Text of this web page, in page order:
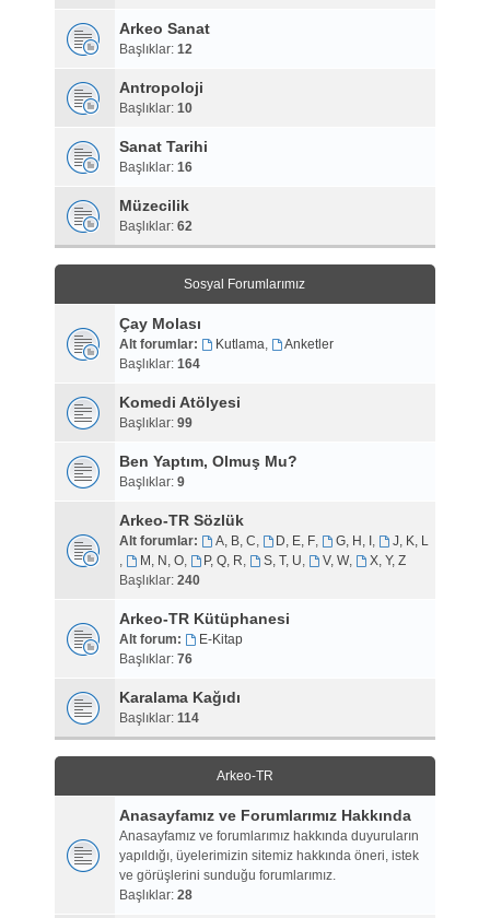
Arkeo Sanat
Başlıklar: 12
Antropoloji
Başlıklar: 10
Sanat Tarihi
Başlıklar: 16
Müzecilik
Başlıklar: 62
Sosyal Forumlarımız
Çay Molası
Alt forumlar: Kutlama,
Anketler
Başlıklar: 164
Komedi Atölyesi
Başlıklar: 99
Ben Yaptım, Olmuş Mu?
Başlıklar: 9
Arkeo-TR Sözlük
Alt forumlar: A, B, C, D, E, F, G, H, I ,
J, K, L
,
M, N, O, P, Q, R, S, T, U, V, W,
X, Y, Z
Başlıklar: 240
Arkeo-TR Kütüphanesi
Alt forum:
E-Kitap
Başlıklar: 76
Karalama Kağıdı
Başlıklar: 114
Arkeo-TR
Anasayfamız ve Forumlarımız Hakkında
Anasayfamız ve forumlarımız hakkında duyuruların
yapıldığı, üyelerimizin sitemiz hakkında öneri, istek
ve görüşlerini sunduğu forumlarımız.
Başlıklar: 28